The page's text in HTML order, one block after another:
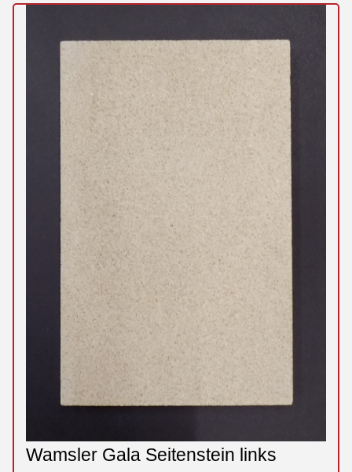
Wamsler Gala Seitenstein links